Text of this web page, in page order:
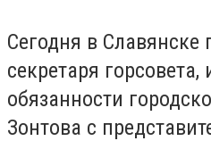
Сегодня в Славянске
секретаря
обязанности
Зонтова с